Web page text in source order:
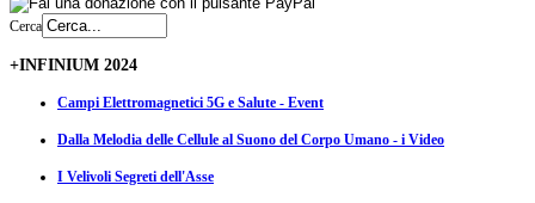
Cerca
+INFINIUM 2024
Campi Elettromagnetici 5G e Salute - Event
Dalla Melodia delle Cellule al Suono del Corpo Umano - i Video
I Velivoli Segreti dell'Asse